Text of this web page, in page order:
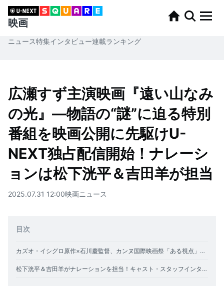
映画
ニュース特集インタビュー連載ランキング
広瀬すず主演映画『遠い山なみ
の光』―物語の“謎”に迫る特別
番組を映画公開に先駆けU-
NEXT独占配信開始！ナレーシ
ョンは松下洸平＆吉田羊が担当
2025.07.31 12:00映画ニュース
目次
カズオ・イシグロ原作×石川慶監督、カンヌ国際映画祭「ある視点」部門で上映された感動のヒューマンミステリーが全国公開
松下洸平＆吉田羊がナレーションを担当！キャスト・スタッフインタビューやメイキング映像を交えながら、映画の解像度をさらに高める全5話の特別番組